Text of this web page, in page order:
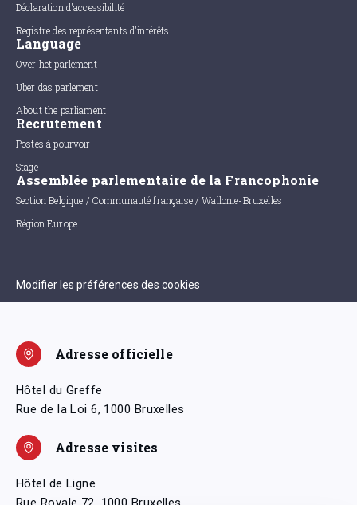
Déclaration d'accessibilité
Registre des représentants d'intérêts
Language
Over het parlement
Uber das parlement
About the parliament
Recrutement
Postes à pourvoir
Stage
Assemblée parlementaire de la Francophonie
Section Belgique / Communauté française / Wallonie-Bruxelles
Région Europe
Modifier les préférences des cookies
Adresse officielle
Hôtel du Greffe
Rue de la Loi 6, 1000 Bruxelles
Adresse visites
Hôtel de Ligne